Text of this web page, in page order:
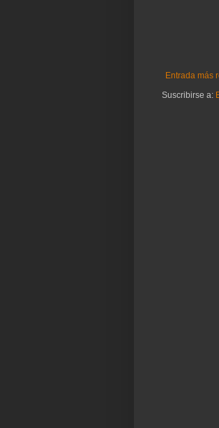
Entrada más
Suscribirse a: